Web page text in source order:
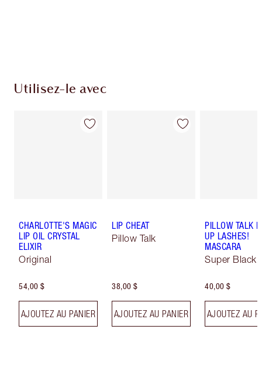
Utilisez-le avec
CHARLOTTE'S MAGIC
LIP OIL CRYSTAL
ELIXIR
Original
54,00 $
AJOUTEZ AU PANIER
LIP CHEAT
Pillow Talk
38,00 $
AJOUTEZ AU PANIER
PILLOW TALK
UP LASHES!
MASCARA
Super Black
40,00 $
AJOUTEZ AU